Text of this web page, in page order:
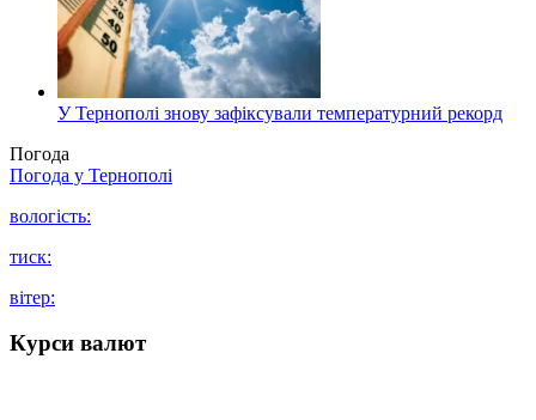
У Тернополі знову зафіксували температурний рекорд
Погода
Погода у Тернополі
вологість:
тиск:
вітер:
Курси валют